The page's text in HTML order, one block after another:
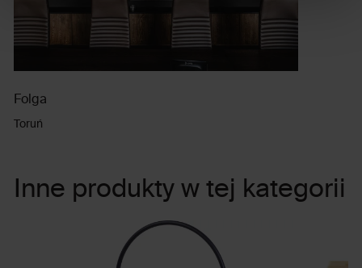
Folga
Toruń
Inne produkty w tej kategorii